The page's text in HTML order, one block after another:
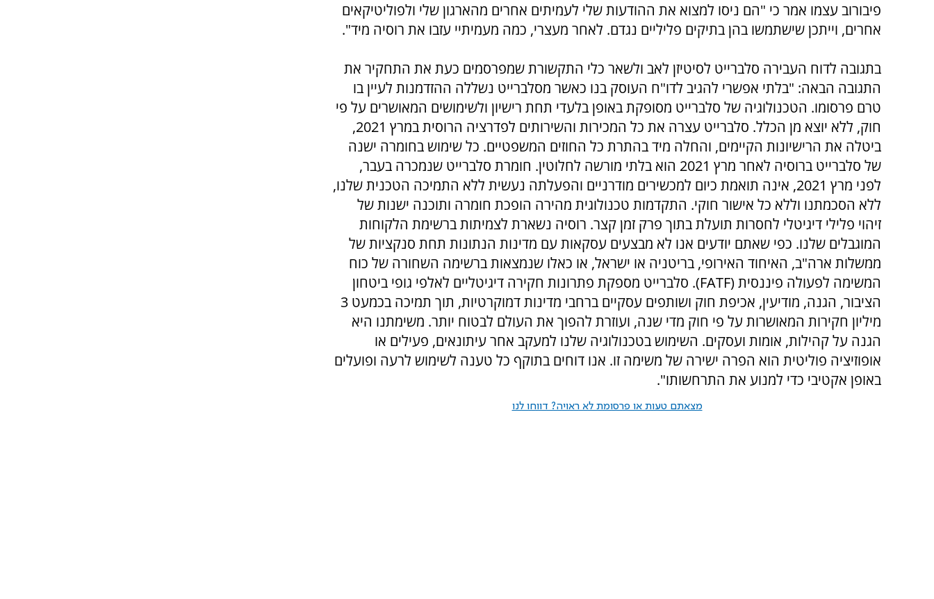
פיבורוב עצמו אמר כי "הם ניסו למצוא את ההודעות שלי לעמיתים אחרים מהארגון שלי ולפוליטיקאים
אחרים, וייתכן שישתמשו בהן בתיקים פליליים נגדם. לאחר מעצרי, כמה מעמיתיי עזבו את רוסיה מיד".
בתגובה לדוח העבירה סלברייט לסיטיזן לאב ולשאר כלי התקשורת שמפרסמים כעת את התחקיר את
התגובה הבאה: "בלתי אפשרי להגיב לדו"ח העוסק בנו כאשר מסלברייט נשללה ההזדמנות לעיין בו
טרם פרסומו. הטכנולוגיה של סלברייט מסופקת באופן בלעדי תחת רישיון ולשימושים המאושרים על פי
חוק, ללא יוצא מן הכלל. סלברייט עצרה את כל המכירות והשירותים לפדרציה הרוסית במרץ 2021,
ביטלה את הרישיונות הקיימים, והחלה מיד בהתרת כל החוזים המשפטיים. כל שימוש בחומרה ישנה
של סלברייט ברוסיה לאחר מרץ 2021 הוא בלתי מורשה לחלוטין. חומרת סלברייט שנמכרה בעבר,
לפני מרץ 2021, אינה תואמת כיום למכשירים מודרניים והפעלתה נעשית ללא התמיכה הטכנית שלנו,
ללא הסכמתנו וללא כל אישור חוקי. התקדמות טכנולוגית מהירה הופכת חומרה ותוכנה ישנות של
זיהוי פלילי דיגיטלי לחסרות תועלת בתוך פרק זמן קצר. רוסיה נשארת לצמיתות ברשימת הלקוחות
המוגבלים שלנו. כפי שאתם יודעים אנו לא מבצעים עסקאות עם מדינות הנתונות תחת סנקציות של
ממשלות ארה"ב, האיחוד האירופי, בריטניה או ישראל, או כאלו שנמצאות ברשימה השחורה של כוח
המשימה לפעולה פיננסית (FATF). סלברייט מספקת פתרונות חקירה דיגיטליים לאלפי גופי ביטחון
הציבור, הגנה, מודיעין, אכיפת חוק ושותפים עסקיים ברחבי מדינות דמוקרטיות, תוך תמיכה בכמעט 3
מיליון חקירות המאושרות על פי חוק מדי שנה, ועוזרת להפוך את העולם לבטוח יותר. משימתנו היא
הגנה על קהילות, אומות ועסקים. השימוש בטכנולוגיה שלנו למעקב אחר עיתונאים, פעילים או
אופוזיציה פוליטית הוא הפרה ישירה של משימה זו. אנו דוחים בתוקף כל טענה לשימוש לרעה ופועלים
באופן אקטיבי כדי למנוע את התרחשותו".
מצאתם טעות או פרסומת לא ראויה? דווחו לנו